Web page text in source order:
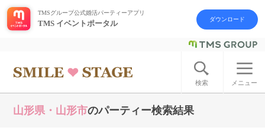
ログイン アカウント登録
はじめての方へ
TMSグループ公式婚活パーティーアプリ
TMS イベントポータル ダウンロード
検索 メニュー
山形県・山形市のパーティー検索結果